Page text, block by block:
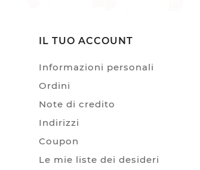
IL TUO ACCOUNT
Informazioni personali
Ordini
Note di credito
Indirizzi
Coupon
Le mie liste dei desideri